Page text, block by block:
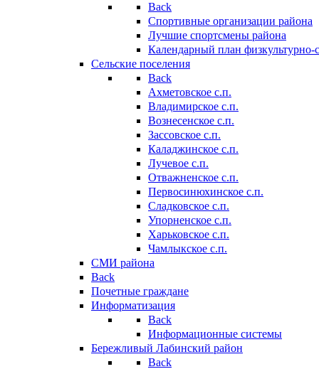
Back
Спортивные организации района
Лучшие спортсмены района
Календарный план
Сельские поселения
Back
Ахметовское с.п.
Владимирское с.п.
Вознесенское с.п.
Зассовское с.п.
Каладжинское с.п.
Лучевое с.п.
Отважненское с.п.
Первосинюхинское с.п.
Сладковское с.п.
Упорненское с.п.
Харьковское с.п.
Чамлыкское с.п.
СМИ района
Back
Почетные граждане
Информатизация
Back
Информационные системы
Бережливый Лабинский район
Back